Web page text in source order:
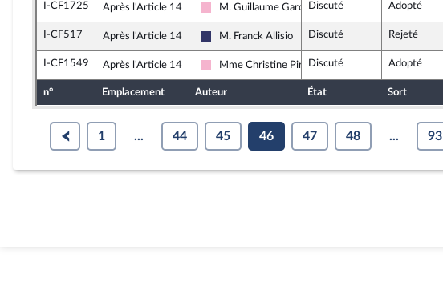
I-CF1725 Après l'Article 14
Socialistes et apparentés
M. Guillaume Garot Discuté Adopté
I-CF517 Après l'Article 14
Rassemblement National
M. Franck Allisio Discuté Rejeté
I-CF1549 Après l'Article 14
Socialistes et apparentés
Mme Christine Pirès Beaune
Discuté Adopté
n° Emplacement Auteur État Sort
1 ... 44 45 46 47 48 ... 93